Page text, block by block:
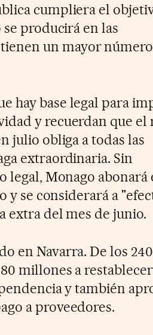
cumpliera el
producirá en las
un mayor
hay base legal para
y recuerdan que el
julio obliga a todas las
extraordinaria. Sin
legal, Monago abonará
y se considerará a
extra del mes de junio.
en Navarra. De los 240
millones a
y también
a proveedores.